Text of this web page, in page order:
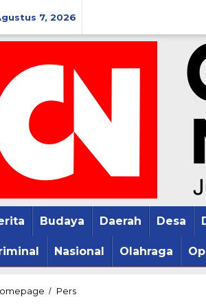
7, 2026
Budaya Daerah Desa
Nasional Olahraga
/ PersHPN